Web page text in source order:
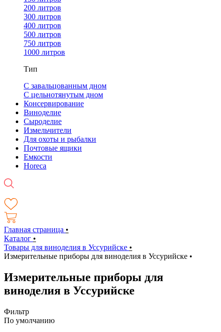
200 литров
300 литров
400 литров
500 литров
750 литров
1000 литров
Тип
С завальцованным дном
С цельнотянутым дном
Консервирование
Виноделие
Сыроделие
Измельчители
Для охоты и рыбалки
Почтовые ящики
Емкости
Horeca
Главная страница •
Каталог •
Товары для виноделия в Уссурийске •
Измерительные приборы для виноделия в Уссурийске •
Измерительные приборы для
виноделия в Уссурийске
Фильтр
По умолчанию